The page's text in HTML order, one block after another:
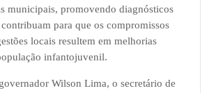
municipais, promovendo diagnósticos
para que os compromissos
locais resultem em melhorias
infantojuvenil.
Wilson Lima, o secretário de